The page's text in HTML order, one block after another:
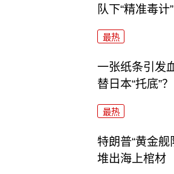
队下“精准毒计”
最热
一张纸条引发
替日本“托底”？
最热
特朗普“黄金
堆出海上棺材